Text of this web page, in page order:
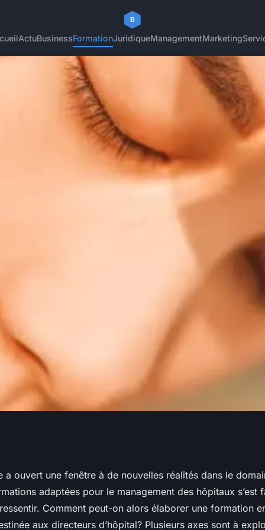
ActuBusinessFormationJuridiqueManagementMarketing
une formation
pour les
a ouvert une fenêtre à de nouvelles réalités dans le
adaptées pour le management des hôpitaux s’est
Comment peut-on alors élaborer une formation
aux directeurs d’hôpital? Plusieurs axes sont à